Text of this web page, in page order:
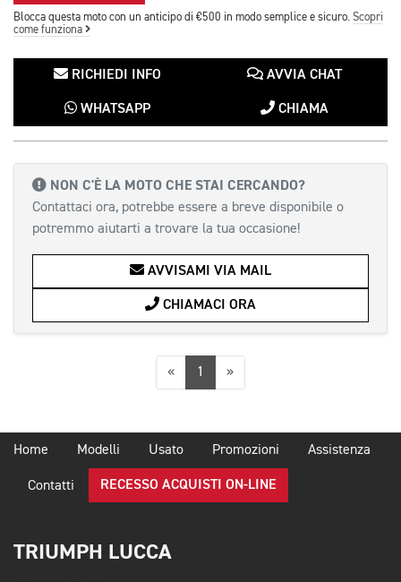
Blocca questa moto con un anticipo di €500 in modo semplice e sicuro. Scopri
come funziona
RICHIEDI INFO AVVIA CHAT
WHATSAPP CHIAMA
NON C'È LA MOTO CHE STAI CERCANDO?
Contattaci ora, potrebbe essere a breve disponibile o
potremmo aiutarti a trovare la tua occasione!
AVVISAMI VIA MAIL
CHIAMACI ORA
«Precedente
1 »Successiva
Home Modelli Usato Promozioni Assistenza
Contatti RECESSO ACQUISTI ON-LINE
TRIUMPH LUCCA